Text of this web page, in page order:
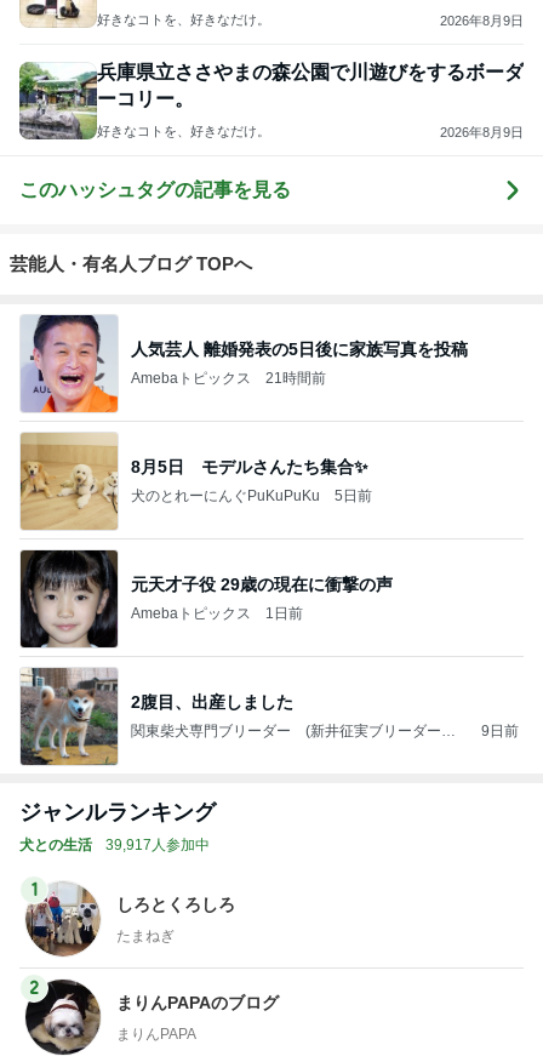
好きなコトを、好きなだけ。 2026年8月9日
兵庫県立ささやまの森公園で川遊びをするボーダ
ーコリー。
好きなコトを、好きなだけ。 2026年8月9日
このハッシュタグの記事を見る
芸能人・有名人ブログ TOPへ
人気芸人 離婚発表の5日後に家族写真を投稿
Amebaトピックス 21時間前
8月5日 モデルさんたち集合✨
犬のとれーにんぐPuKuPuKu 5日前
元天才子役 29歳の現在に衝撃の声
Amebaトピックス 1日前
2腹目、出産しました
関東柴犬専門ブリーダー (新井征実ブリーダー）
9日前
ジャンルランキング
犬との生活 39,917人参加中
1
しろとくろしろ
たまねぎ
2
まりんPAPAのブログ
まりんPAPA